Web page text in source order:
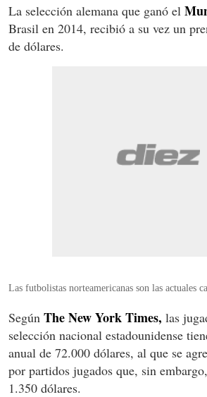
La selección alemana que ganó el
Brasil en 2014, recibió a su vez un
de dólares.
Las futbolistas norteamericanas son las actuales
Según The New York Times, las
selección nacional estadounidense
anual de 72.000 dólares, al que se
por partidos jugados que, sin
1.350 dólares.